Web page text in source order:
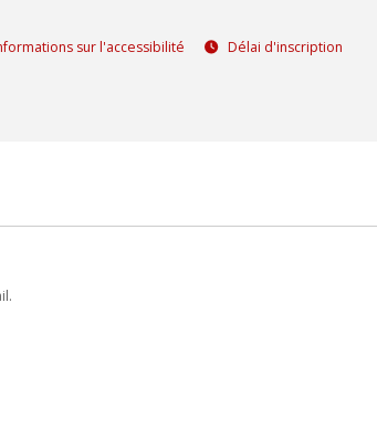
sur l'accessibilité Délai d'inscription